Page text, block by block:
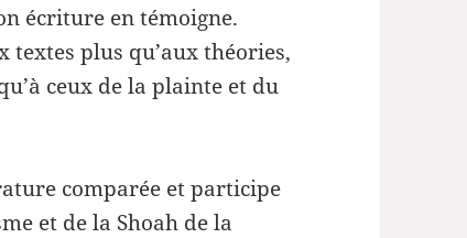
écriture en témoigne.
textes plus qu’aux théories,
ceux de la plainte et du
comparée et participe
et de la Shoah de la